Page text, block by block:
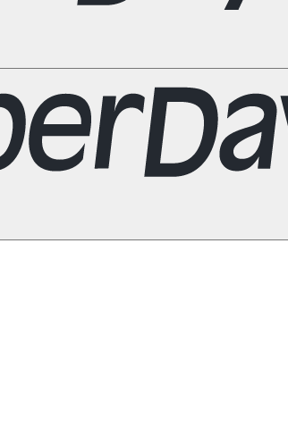
Los Angeles MiamiNew YorkSan Francisco Chile
Nizza Paris Toulouse Alle Reiseziele in
Andalusien Barcelona Bilbao MadridSevilla
Sydney Alle Ziele in Neuseeland Auckland